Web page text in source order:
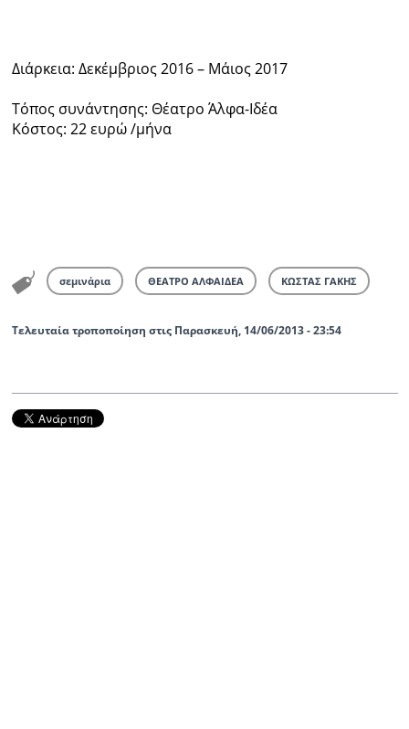
Διάρκεια: Δεκέμβριος 2016 – Μάιος 2017
Τόπος συνάντησης: Θέατρο Άλφα-Ιδέα
Κόστος: 22 ευρώ /μήνα
σεμινάρια ΘΕΑΤΡΟ ΑΛΦΑΙΔΕΑ ΚΩΣΤΑΣ ΓΑΚΗΣ
Τελευταία τροποποίηση στις Παρασκευή, 14/06/2013 - 23:54